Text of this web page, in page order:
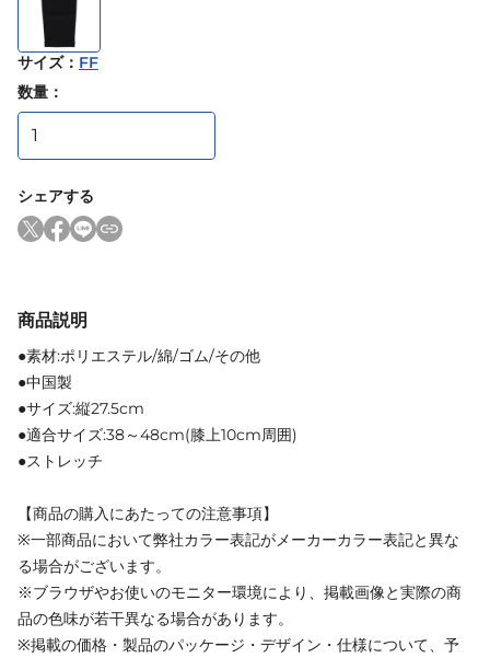
サイズ： FF
数量：
シェアする
商品説明
●素材:ポリエステル/綿/ゴム/その他
●中国製
●サイズ:縦27.5cm
●適合サイズ:38～48cm(膝上10cm周囲)
●ストレッチ
【商品の購入にあたっての注意事項】
※一部商品において弊社カラー表記がメーカーカラー表記と異な
る場合がございます。
※ブラウザやお使いのモニター環境により、掲載画像と実際の商
品の色味が若干異なる場合があります。
※掲載の価格・製品のパッケージ・デザイン・仕様について、予